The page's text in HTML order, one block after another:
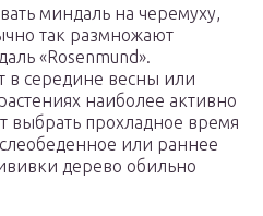
миндаль на черемуху,
так размножают
«Rosenmund».
в середине весны или
наиболее активно
выбрать прохладное время
или раннее
дерево обильно